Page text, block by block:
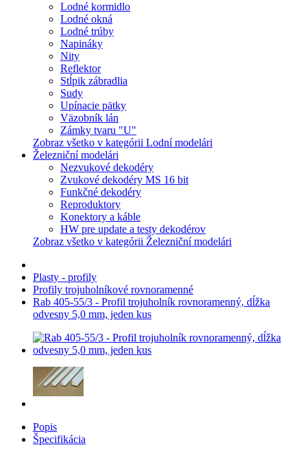
Lodné kormidlo
Lodné okná
Lodné trúby
Napináky
Nity
Reflektor
Stĺpik zábradlia
Sudy
Upínacie pätky
Väzobník lán
Zámky tvaru "U"
Zobraz všetko v kategórii Lodní modelári
Železniční modelári
Nezvukové dekodéry
Zvukové dekodéry MS 16 bit
Funkčné dekodéry
Reproduktory
Konektory a káble
HW pre update a testy dekodérov
Zobraz všetko v kategórii Železniční modelári
Plasty - profily
Profily trojuholníkové rovnoramenné
Rab 405-55/3 - Profil trojuholník rovnoramenný, dĺžka
odvesny 5,0 mm, jeden kus
Popis
Špecifikácia